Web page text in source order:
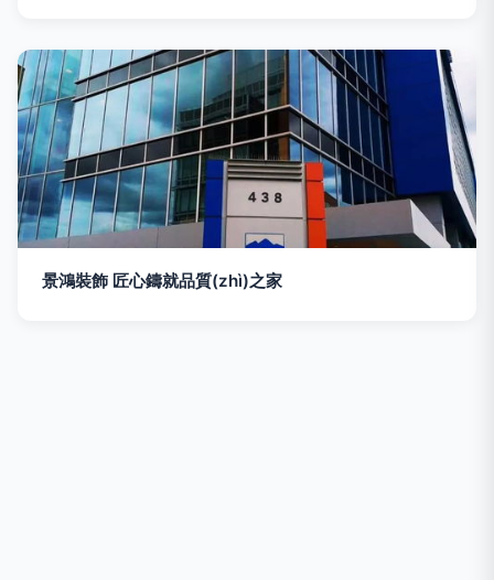
景鴻裝飾 匠心鑄就品質(zhì)之家